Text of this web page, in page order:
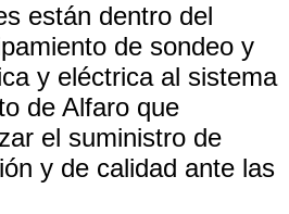
están dentro del
de sondeo y
y eléctrica al sistema
de Alfaro que
el suministro de
y de calidad ante las